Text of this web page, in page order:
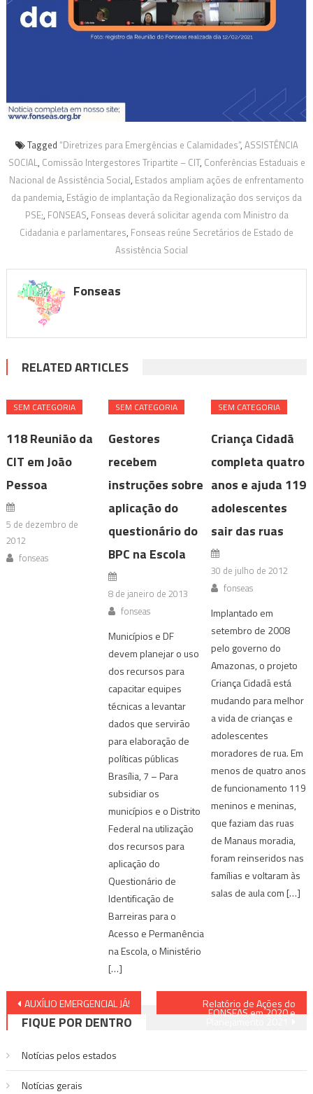
Tagged “Diretrizes para Emergências e Calamidades”, ASSISTÊNCIA
SOCIAL, Comissão Intergestores Tripartite – CIT, Conferências Estaduais e
Nacional de Assistência Social, Estados ampliam ações de enfrentamento
da pandemia, Estágio de implantação da Regionalização dos serviços da
PSE;, FONSEAS, Fonseas deverá solicitar agenda com Ministro da
Cidadania e parlamentares, Fonseas reúne Secretários de Estado de
Assistência Social
Fonseas
RELATED ARTICLES
SEM CATEGORIA
118 Reunião da
CIT em João
Pessoa
5 de dezembro de
2012
fonseas
SEM CATEGORIA
Gestores
recebem
instruções sobre
aplicação do
questionário do
BPC na Escola
8 de janeiro de 2013
fonseas
Municípios e DF
devem planejar o uso
dos recursos para
capacitar equipes
técnicas a levantar
dados que servirão
para elaboração de
políticas públicas
Brasília, 7 – Para
subsidiar os
municípios e o Distrito
Federal na utilização
dos recursos para
aplicação do
Questionário de
Identificação de
Barreiras para o
Acesso e Permanência
na Escola, o Ministério
[…]
SEM CATEGORIA
Criança Cidadã
completa quatro
anos e ajuda 119
adolescentes
sair das ruas
30 de julho de 2012
fonseas
Implantado em
setembro de 2008
pelo governo do
Amazonas, o projeto
Criança Cidadã está
mudando para melhor
a vida de crianças e
adolescentes
moradores de rua. Em
menos de quatro anos
de funcionamento 119
meninos e meninas,
que faziam das ruas
de Manaus moradia,
foram reinseridos nas
famílias e voltaram às
salas de aula com […]
Navegação
de
Post
AUXÍLIO EMERGENCIAL JÁ! Relatório de Ações do
FONSEAS em 2020 e
FIQUE POR DENTRO
Notícias pelos estados
Notí­cias gerais